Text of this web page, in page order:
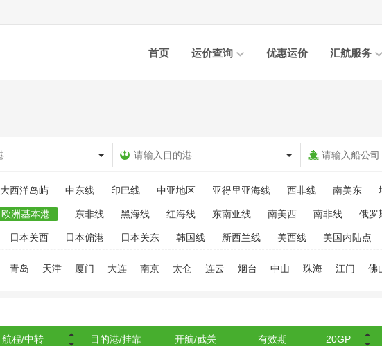
首页 运价查询 优惠运价 汇航服务
大西洋岛屿 中东线 印巴线 中亚地区 亚得里亚海线 西非线 南美东
欧洲基本港 东非线 黑海线 红海线 东南亚线 南美西 南非线 俄罗
日本关西 日本偏港 日本关东 韩国线 新西兰线 美西线 美国内陆点
青岛 天津 厦门 大连 南京 太仓 连云 烟台 中山 珠海 江门 佛
航程/中转 目的港/挂靠 开航/截关 有效期 20GP